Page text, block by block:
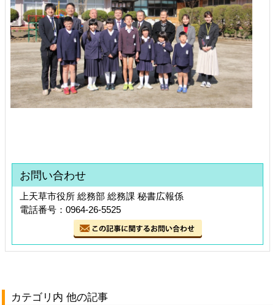
お問い合わせ
上天草市役所 総務部 総務課 秘書広報係
電話番号：0964-26-5525
カテゴリ内 他の記事